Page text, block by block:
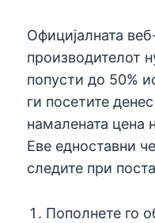
Официјалната
производителот
попусти до 50%
ги посетите
намалената цена
Еве едноставни
следите при
Пополнете го